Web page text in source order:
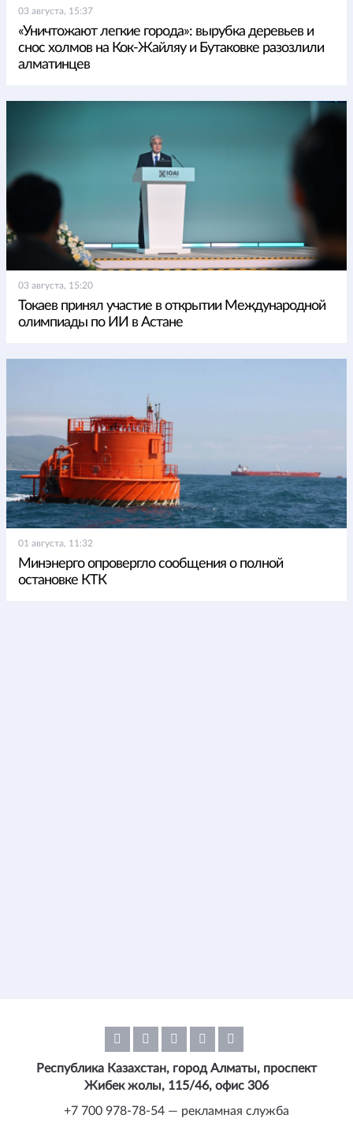
03 августа, 15:37
«Уничтожают легкие города»: вырубка деревьев и
снос холмов на Кок-Жайляу и Бутаковке разозлили
алматинцев
03 августа, 15:20
Токаев принял участие в открытии Международной
олимпиады по ИИ в Астане
01 августа, 11:32
Минэнерго опровергло сообщения о полной
остановке КТК
Республика Казахстан, город Алматы, проспект
Жибек жолы, 115/46, офис 306
+7 700 978-78-54 — рекламная служба